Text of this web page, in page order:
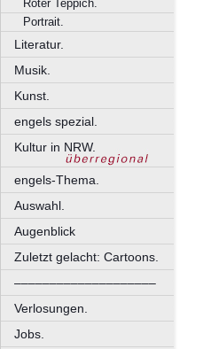
Roter Teppich.
Portrait.
Literatur.
Musik.
Kunst.
engels spezial.
Kultur in NRW.
engels-Thema.
Auswahl.
Augenblick
Zuletzt gelacht: Cartoons.
––––––––––––––––––––
Verlosungen.
Jobs.